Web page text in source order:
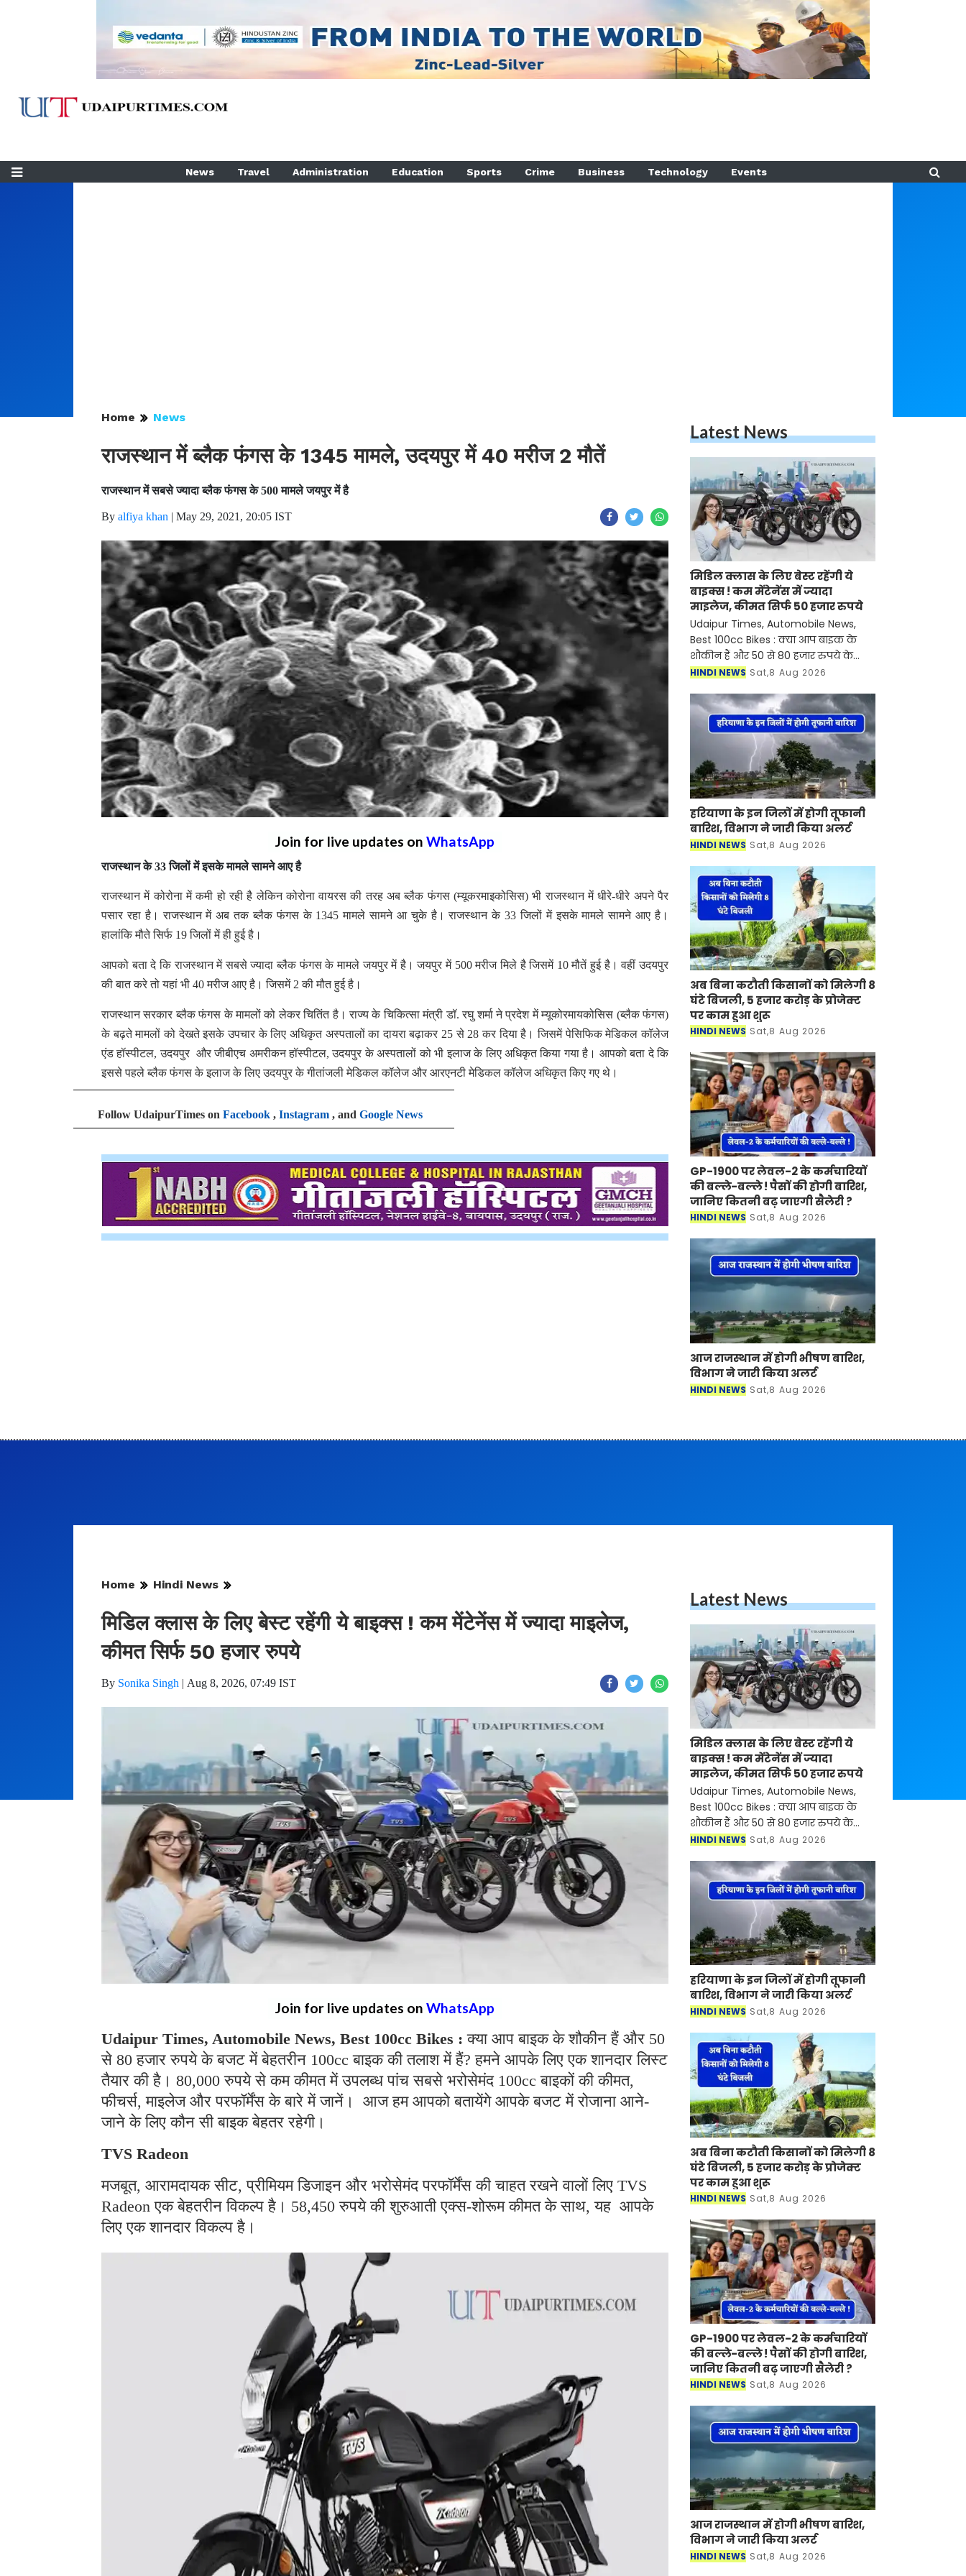
News Travel Administration Education Sports Crime Business Technology Events
Home News
राजस्थान में ब्लैक फंगस के 1345 मामले, उदयपुर में 40 मरीज 2 मौतें
राजस्थान में सबसे ज्यादा ब्लैक फंगस के 500 मामले जयपुर में है
By alfiya khan | May 29, 2021, 20:05 IST
Join for live updates on WhatsApp
राजस्थान के 33 जिलों में इसके मामले सामने आए है
राजस्थान में कोरोना में कमी हो रही है लेकिन कोरोना वायरस की तरह अब ब्लैक फंगस (म्यूकरमाइकोसिस) भी राजस्थान में धीरे-धीरे अपने पैर
पसार रहा है। राजस्थान में अब तक ब्लैक फंगस के 1345 मामले सामने आ चुके है। राजस्थान के 33 जिलों में इसके मामले सामने आए है।
हालांकि मौते सिर्फ 19 जिलों में ही हुई है।
आपको बता दे कि राजस्थान में सबसे ज्यादा ब्लैक फंगस के मामले जयपुर में है। जयपुर में 500 मरीज मिले है जिसमें 10 मौतें हुई है। वहीं उदयपुर
की बात करे तो यहां भी 40 मरीज आए है। जिसमें 2 की मौत हुई है।
राजस्थान सरकार ब्लैक फंगस के मामलों को लेकर चितिंत है। राज्य के चिकित्सा मंत्री डॉ. रघु शर्मा ने प्रदेश में म्यूकोरमायकोसिस (ब्लैक फंगस)
के बढ़ते मामलों को देखते इसके उपचार के लिए अधिकृत अस्पतालों का दायरा बढ़ाकर 25 से 28 कर दिया है। जिसमें पेसिफिक मेडिकल कॉलेज
एंड हॉस्पीटल, उदयपुर और जीबीएच अमरीकन हॉस्पीटल, उदयपुर के अस्पतालों को भी इलाज के लिए अधिकृत किया गया है। आपको बता दे कि
इससे पहले ब्लैक फंगस के इलाज के लिए उदयपुर के गीतांजली मेडिकल कॉलेज और आरएनटी मेडिकल कॉलेज अधिकृत किए गए थे।
Follow UdaipurTimes on Facebook , Instagram , and Google News
Latest News
मिडिल क्लास के लिए बेस्ट रहेंगी ये
बाइक्स ! कम मेंटेनेंस में ज्यादा
माइलेज, कीमत सिर्फ 50 हजार रुपये
Udaipur Times, Automobile News,
Best 100cc Bikes : क्या आप बाइक के
शौकीन हैं और 50 से 80 हजार रुपये के
बजट में बेहतरीन 100cc बाइक की तलाश में
तैयार की है। 80,000 रु
HINDI NEWS Sat,8 Aug 2026
हरियाणा के इन जिलों में होगी तूफानी
बारिश, विभाग ने जारी किया अलर्ट
HINDI NEWS Sat,8 Aug 2026
अब बिना कटौती किसानों को मिलेगी 8
घंटे बिजली, 5 हजार करोड़ के प्रोजेक्ट
पर काम हुआ शुरू
HINDI NEWS Sat,8 Aug 2026
GP-1900 पर लेवल-2 के कर्मचारियों
की बल्ले-बल्ले ! पैसों की होगी बारिश,
जानिए कितनी बढ़ जाएगी सैलेरी ?
HINDI NEWS Sat,8 Aug 2026
आज राजस्थान में होगी भीषण बारिश,
विभाग ने जारी किया अलर्ट
HINDI NEWS Sat,8 Aug 2026
Home Hindi News
मिडिल क्लास के लिए बेस्ट रहेंगी ये बाइक्स ! कम मेंटेनेंस में ज्यादा माइलेज,
कीमत सिर्फ 50 हजार रुपये
By Sonika Singh | Aug 8, 2026, 07:49 IST
Join for live updates on WhatsApp
Udaipur Times, Automobile News, Best 100cc Bikes :क्या आप बाइक के शौकीन हैं और 50
से 80 हजार रुपये के बजट में बेहतरीन 100cc बाइक की तलाश में हैं? हमने आपके लिए एक शानदार लिस्ट
तैयार की है। 80,000 रुपये से कम कीमत में उपलब्ध पांच सबसे भरोसेमंद 100cc बाइकों की कीमत,
फीचर्स, माइलेज और परफॉर्मेंस के बारे में जानें। आज हम आपको बतायेंगे आपके बजट में रोजाना आने-
जाने के लिए कौन सी बाइक बेहतर रहेगी।
TVS Radeon
मजबूत, आरामदायक सीट, प्रीमियम डिजाइन और भरोसेमंद परफॉर्मेंस की चाहत रखने वालों लिए TVS
Radeon एक बेहतरीन विकल्प है। 58,450 रुपये की शुरुआती एक्स-शोरूम कीमत के साथ, यह आपके
लिए एक शानदार विकल्प है।
Latest News
मिडिल क्लास के लिए बेस्ट रहेंगी ये
बाइक्स ! कम मेंटेनेंस में ज्यादा
माइलेज, कीमत सिर्फ 50 हजार रुपये
Udaipur Times, Automobile News,
Best 100cc Bikes : क्या आप बाइक के
शौकीन हैं और 50 से 80 हजार रुपये के
बजट में बेहतरीन 100cc बाइक की तलाश में
तैयार की है। 80,000 रु
HINDI NEWS Sat,8 Aug 2026
हरियाणा के इन जिलों में होगी तूफानी
बारिश, विभाग ने जारी किया अलर्ट
HINDI NEWS Sat,8 Aug 2026
अब बिना कटौती किसानों को मिलेगी 8
घंटे बिजली, 5 हजार करोड़ के प्रोजेक्ट
पर काम हुआ शुरू
HINDI NEWS Sat,8 Aug 2026
GP-1900 पर लेवल-2 के कर्मचारियों
की बल्ले-बल्ले ! पैसों की होगी बारिश,
जानिए कितनी बढ़ जाएगी सैलेरी ?
HINDI NEWS Sat,8 Aug 2026
आज राजस्थान में होगी भीषण बारिश,
विभाग ने जारी किया अलर्ट
HINDI NEWS Sat,8 Aug 2026